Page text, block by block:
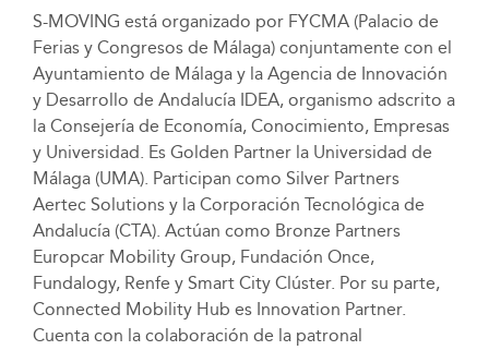
S-MOVING está organizado por FYCMA (Palacio de
Ferias y Congresos de Málaga) conjuntamente con el
Ayuntamiento de Málaga y la Agencia de Innovación
y Desarrollo de Andalucía IDEA, organismo adscrito a
la Consejería de Economía, Conocimiento, Empresas
y Universidad. Es Golden Partner la Universidad de
Málaga (UMA). Participan como Silver Partners
Aertec Solutions y la Corporación Tecnológica de
Andalucía (CTA). Actúan como Bronze Partners
Europcar Mobility Group, Fundación Once,
Fundalogy, Renfe y Smart City Clúster. Por su parte,
Connected Mobility Hub es Innovation Partner.
Cuenta con la colaboración de la patronal